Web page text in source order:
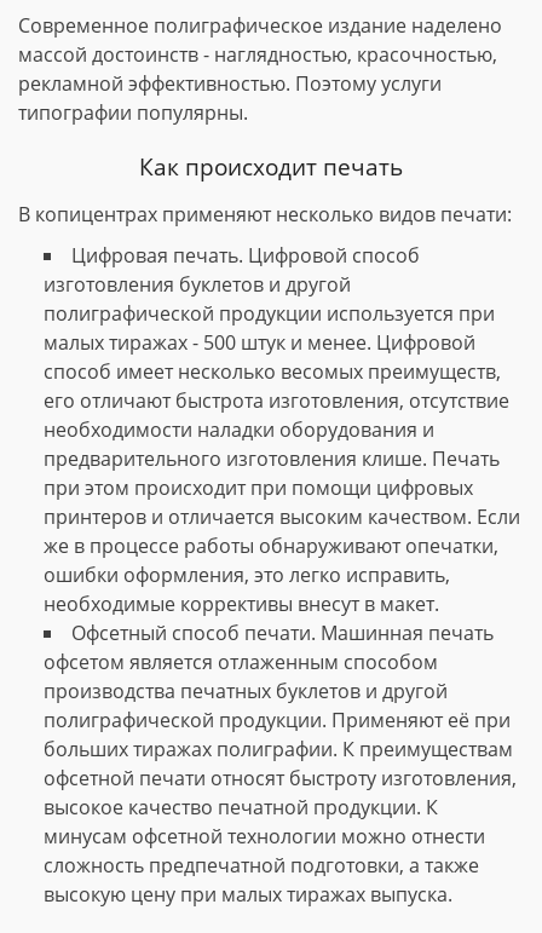
Современное полиграфическое издание наделено
массой достоинств - наглядностью, красочностью,
рекламной эффективностью. Поэтому услуги
типографии популярны.
Как происходит печать
В копицентрах применяют несколько видов печати:
Цифровая печать. Цифровой способ
изготовления буклетов и другой
полиграфической продукции используется при
малых тиражах - 500 штук и менее. Цифровой
способ имеет несколько весомых преимуществ,
его отличают быстрота изготовления, отсутствие
необходимости наладки оборудования и
предварительного изготовления клише. Печать
при этом происходит при помощи цифровых
принтеров и отличается высоким качеством. Если
же в процессе работы обнаруживают опечатки,
ошибки оформления, это легко исправить,
необходимые коррективы внесут в макет.
Офсетный способ печати. Машинная печать
офсетом является отлаженным способом
производства печатных буклетов и другой
полиграфической продукции. Применяют её при
больших тиражах полиграфии. К преимуществам
офсетной печати относят быстроту изготовления,
высокое качество печатной продукции. К
минусам офсетной технологии можно отнести
сложность предпечатной подготовки, а также
высокую цену при малых тиражах выпуска.